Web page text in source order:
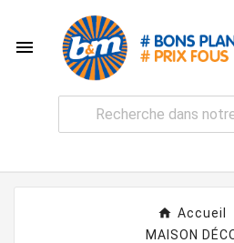

Accueil
MAISON